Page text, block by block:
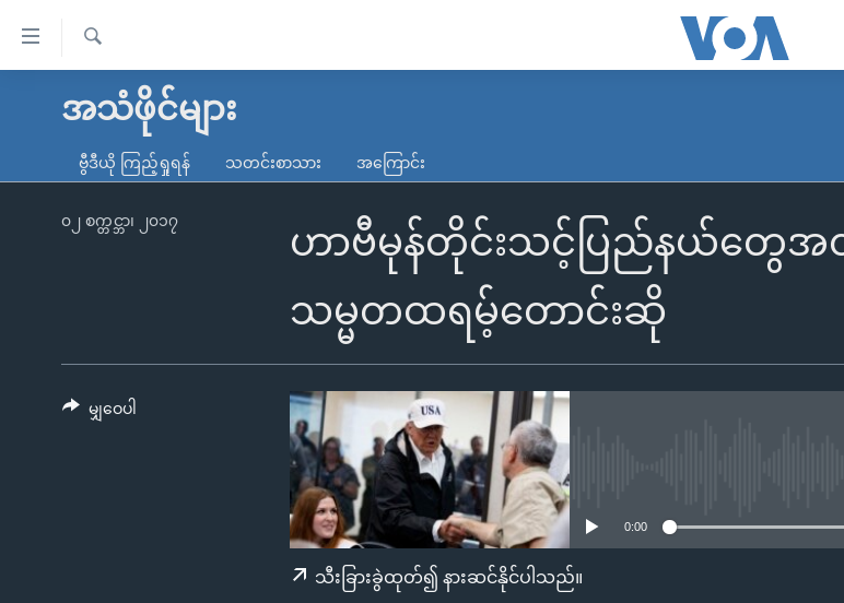
လွယ်ကူ
သည့်
မူလစာမျက်နှာ
ကမ္ဘာ့သတင်းများ
နိုင်ငံတကာ
မကြေးမုံရဲ့ အင်္ဂလိပ်စာ
ရေဒီယို
ရေဒီယိုနှင့်ရုပ်သံ အချက်အလက်များ
ရ
အသံဖိုင်များ
ဗွီဒီယို ကြည့်ရှုရန် သတင်းစာသား အကြောင်း
ဟာဗီမုန်တိုင်းသင့်ပြည်နယ်တွေအ
သမ္မတထရမ့်တောင်းဆို
၀၂ စက္တင္ဘာ၊ ၂၀၁၇
0:00
သီးခြားခွဲထုတ်၍ နားဆင်နိုင်ပါသည်။
မျှဝေပါ